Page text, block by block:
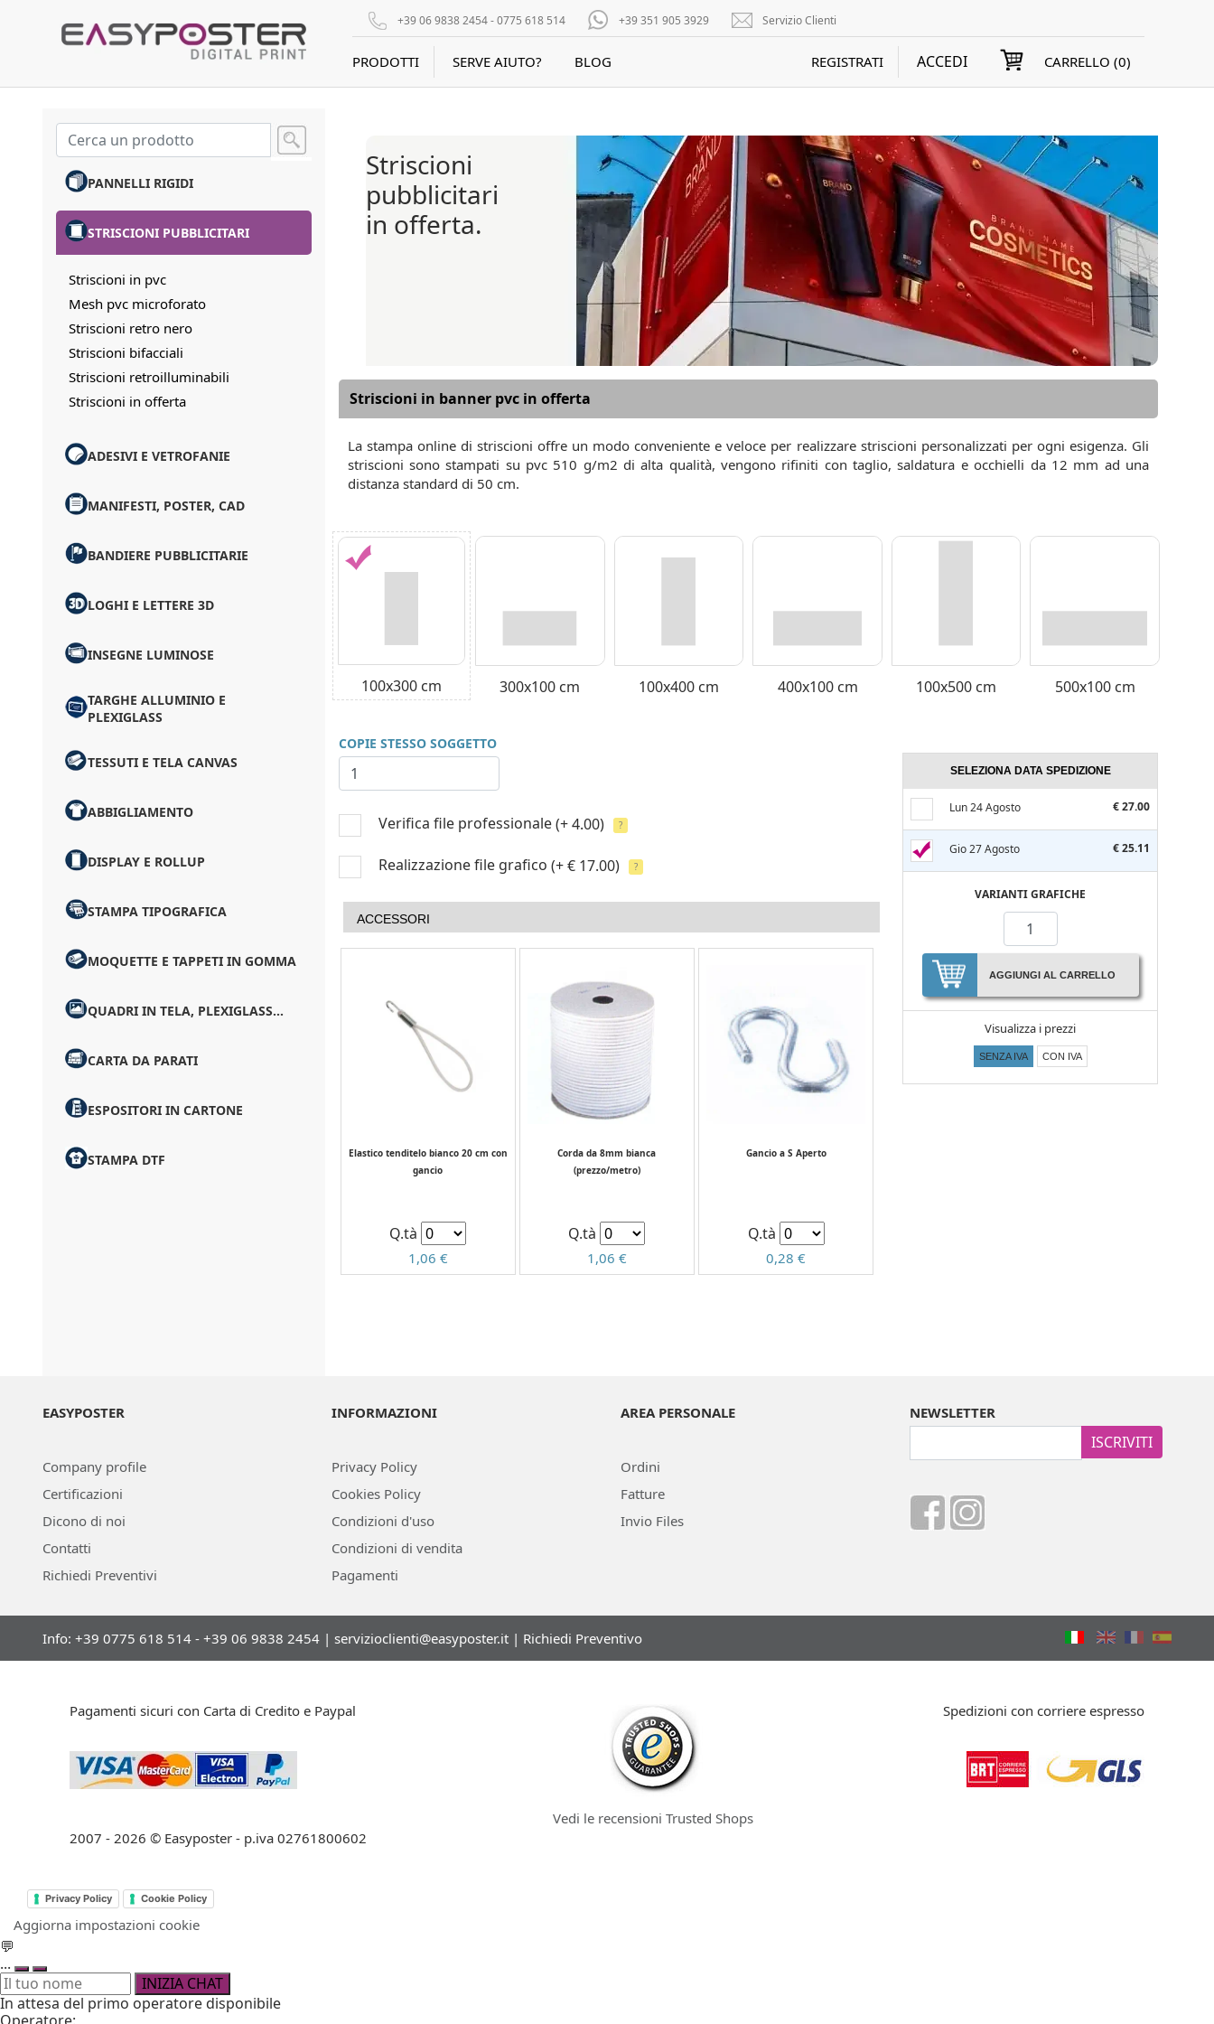
+39 06 9838 2454 - 0775 618 514 +39 351 905 3929 Servizio Clienti
PRODOTTI SERVE AIUTO? BLOG REGISTRATI ACCEDI CARRELLO (0)
PANNELLI RIGIDI
STRISCIONI PUBBLICITARI
Striscioni in pvc
Mesh pvc microforato
Striscioni retro nero
Striscioni bifacciali
Striscioni retroilluminabili
Striscioni in offerta
ADESIVI E VETROFANIE
MANIFESTI, POSTER, CAD
BANDIERE PUBBLICITARIE
LOGHI E LETTERE 3D
INSEGNE LUMINOSE
TARGHE ALLUMINIO E
PLEXIGLASS
TESSUTI E TELA CANVAS
ABBIGLIAMENTO
DISPLAY E ROLLUP
STAMPA TIPOGRAFICA
MOQUETTE E TAPPETI IN GOMMA
QUADRI IN TELA, PLEXIGLASS...
CARTA DA PARATI
ESPOSITORI IN CARTONE
STAMPA DTF
Striscioni
pubblicitari
in offerta.
Striscioni in banner pvc in offerta
La stampa online di striscioni offre un modo conveniente e veloce per realizzare striscioni personalizzati per ogni esigenza. Gli
striscioni sono stampati su pvc 510 g/m2 di alta qualità, vengono rifiniti con taglio, saldatura e occhielli da 12 mm ad una
distanza standard di 50 cm.
100x300 cm 300x100 cm 100x400 cm 400x100 cm 100x500 cm 500x100 cm
COPIE STESSO SOGGETTO
Verifica file professionale (+ 4.00) ?
Realizzazione file grafico (+ € 17.00) ?
ACCESSORI
Elastico tenditelo bianco 20 cm con
gancio
Q.tà
1,06 €
Corda da 8mm bianca
(prezzo/metro)
Q.tà
1,06 €
Gancio a S Aperto
Q.tà
0,28 €
SELEZIONA DATA SPEDIZIONE
Lun 24 Agosto € 27.00
Gio 27 Agosto € 25.11
VARIANTI GRAFICHE
AGGIUNGI AL CARRELLO
Visualizza i prezzi
SENZA IVA CON IVA
EASYPOSTER
Company profile
Certificazioni
Dicono di noi
Contatti
Richiedi Preventivi
INFORMAZIONI
Privacy Policy
Cookies Policy
Condizioni d'uso
Condizioni di vendita
Pagamenti
AREA PERSONALE
Ordini
Fatture
Invio Files
NEWSLETTER
ISCRIVITI
Info: +39 0775 618 514 - +39 06 9838 2454 | servizioclienti@easyposter.it | Richiedi Preventivo
Pagamenti sicuri con Carta di Credito e Paypal
2007 - 2026 © Easyposter - p.iva 02761800602
Vedi le recensioni Trusted Shops
Spedizioni con corriere espresso
Privacy Policy Cookie Policy
Aggiorna impostazioni cookie
💬
...
INIZIA CHAT
In attesa del primo operatore disponibile
Operatore: